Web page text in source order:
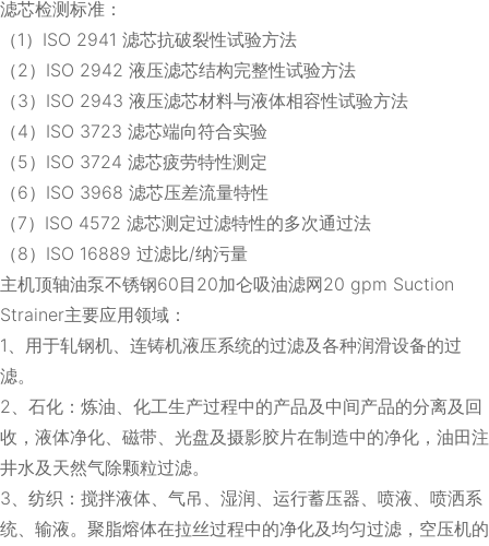
滤芯检测标准：
（1）ISO 2941 滤芯抗破裂性试验方法
（2）ISO 2942 液压滤芯结构完整性试验方法
（3）ISO 2943 液压滤芯材料与液体相容性试验方法
（4）ISO 3723 滤芯端向符合实验
（5）ISO 3724 滤芯疲劳特性测定
（6）ISO 3968 滤芯压差流量特性
（7）ISO 4572 滤芯测定过滤特性的多次通过法
（8）ISO 16889 过滤比/纳污量
主机顶轴油泵不锈钢60目20加仑吸油滤网20 gpm Suction
Strainer主要应用领域：
1、用于轧钢机、连铸机液压系统的过滤及各种润滑设备的过
滤。
2、石化：炼油、化工生产过程中的产品及中间产品的分离及回
收，液体净化、磁带、光盘及摄影胶片在制造中的净化，油田注
井水及天然气除颗粒过滤。
3、纺织：搅拌液体、气吊、湿润、运行蓄压器、喷液、喷洒系
统、输液。聚脂熔体在拉丝过程中的净化及均匀过滤，空压机的